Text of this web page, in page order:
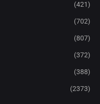
(421)
(702)
(807)
(372)
(388)
(2373)